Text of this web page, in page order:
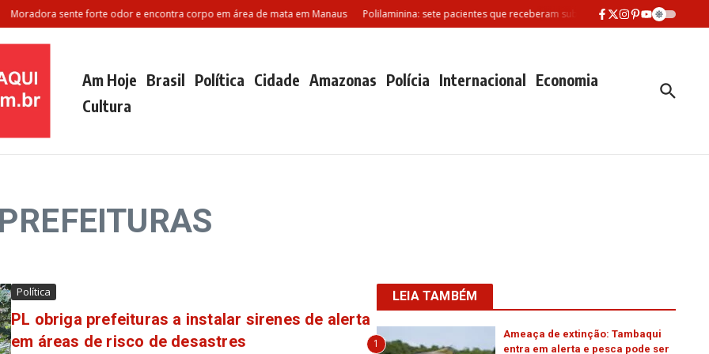
Moradora sente forte odor e encontra corpo em área de mata em Manaus Polilaminina: sete pacientes que receberam substância morreram desde
Am Hoje Brasil Política Cidade Amazonas Polícia Internacional Economia
Cultura
Política
PL obriga prefeituras a instalar sirenes de alerta
em áreas de risco de desastres
LEIA TAMBÉM
1
Ameaça de extinção: Tambaqui
entra em alerta e pesca pode ser